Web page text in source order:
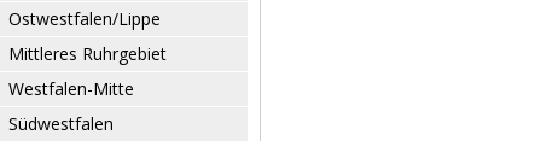
Ostwestfalen/Lippe
Mittleres Ruhrgebiet
Westfalen-Mitte
Südwestfalen